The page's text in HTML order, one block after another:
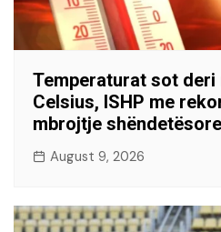
Temperaturat sot deri
Celsius, ISHP me
mbrojtje shëndetësore
August 9, 2026